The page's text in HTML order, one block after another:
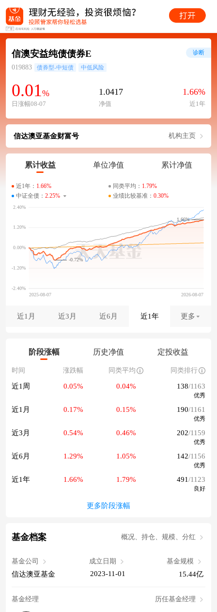
信澳安益纯债债券E
019883 债券型-中短债 中低风险
0.01 %
日涨幅08-07
1.0417
净值
1.66%
近1年
诊断
信达澳亚基金财富号 机构主页
累计收益 单位净值 累计净值
近1年： 1.66% 同类平均： 1.79%
中证全债： 2.25% 业绩比较基准： 0.30%
-0.72%
1.66%
近1月 近3月 近6月 近1年 更多
阶段涨幅 历史净值 定投收益
时间 涨跌幅 同类平均 同类排行
近1周 0.05% 0.04% 138/1163
优秀
近1月 0.17% 0.15% 190/1161
优秀
近3月 0.54% 0.46% 202/1159
优秀
近6月 1.29% 1.05% 142/1156
优秀
近1年 1.66% 1.79% 491/1123
良好
更多阶段涨幅
基金档案 概况、持仓、规模、分红
基金公司
信达澳亚基金
成立日期
2023-11-01
基金规模
15.44亿
基金经理 历任基金经理